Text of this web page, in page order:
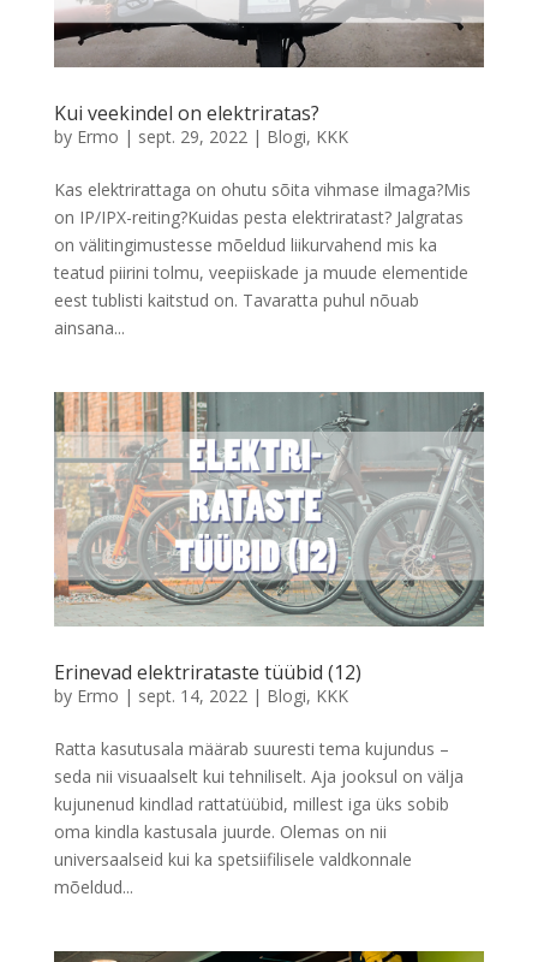
Kui veekindel on elektriratas?
by Ermo | sept. 29, 2022| Blogi, KKK
Kas elektrirattaga on ohutu sõita vihmase ilmaga?Mis
on IP/IPX-reiting?Kuidas pesta elektriratast? Jalgratas
on välitingimustesse mõeldud liikurvahend mis ka
teatud piirini tolmu, veepiiskade ja muude elementide
eest tublisti kaitstud on. Tavaratta puhul nõuab
ainsana...
Erinevad elektrirataste tüübid (12)
by Ermo | sept. 14, 2022 | Blogi, KKK
Ratta kasutusala määrab suuresti tema kujundus –
seda nii visuaalselt kui tehniliselt. Aja jooksul on välja
kujunenud kindlad rattatüübid, millest iga üks sobib
oma kindla kastusala juurde. Olemas on nii
universaalseid kui ka spetsiifilisele valdkonnale
mõeldud...